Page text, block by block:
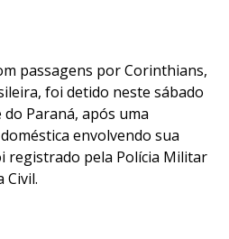
passagens por Corinthians,
foi detido neste sábado
Paraná, após uma
envolvendo sua
registrado pela Polícia Militar
Civil.